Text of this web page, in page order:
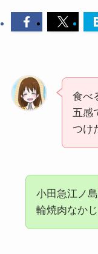
食べ
五感
つけ
小田急江ノ
輪焼肉なか